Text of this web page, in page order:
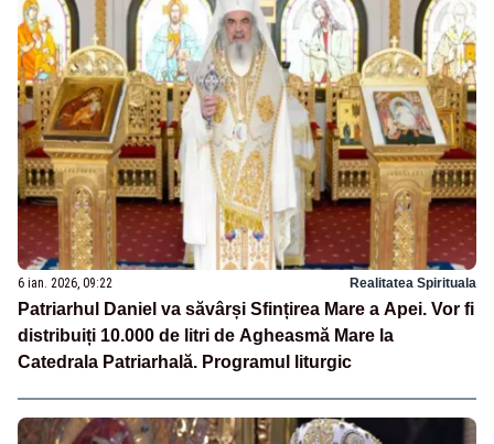
6 ian. 2026, 09:22 Realitatea Spirituala
Patriarhul Daniel va săvârși Sfințirea Mare a Apei. Vor fi
distribuiți 10.000 de litri de Agheasmă Mare la
Catedrala Patriarhală. Programul liturgic